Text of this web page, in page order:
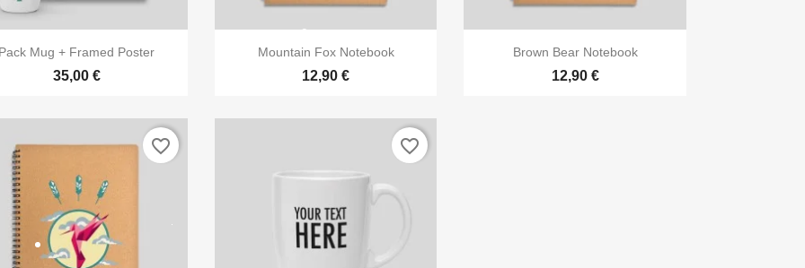
Aperçu rapide
Mug + Framed Poster
35,00 €
Aperçu rapide
Mountain Fox Notebook
12,90 €
Aperçu rapide
Brown Bear Notebook
12,90 €
favorite_border favorite_border